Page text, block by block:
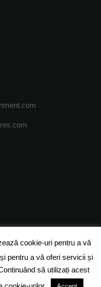
All rights reserved.
DESPRE COOKIES
cookie-uri pentru a vă
pentru a vă oferi servicii și
să utilizați acest